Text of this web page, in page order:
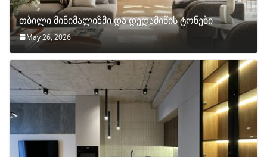
თბილი მინიმალიზმი და დედამიწის ტონები
May 26, 2026